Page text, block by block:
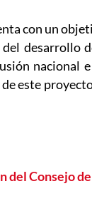
con un
desarrollo
nacional
este
del Consejo